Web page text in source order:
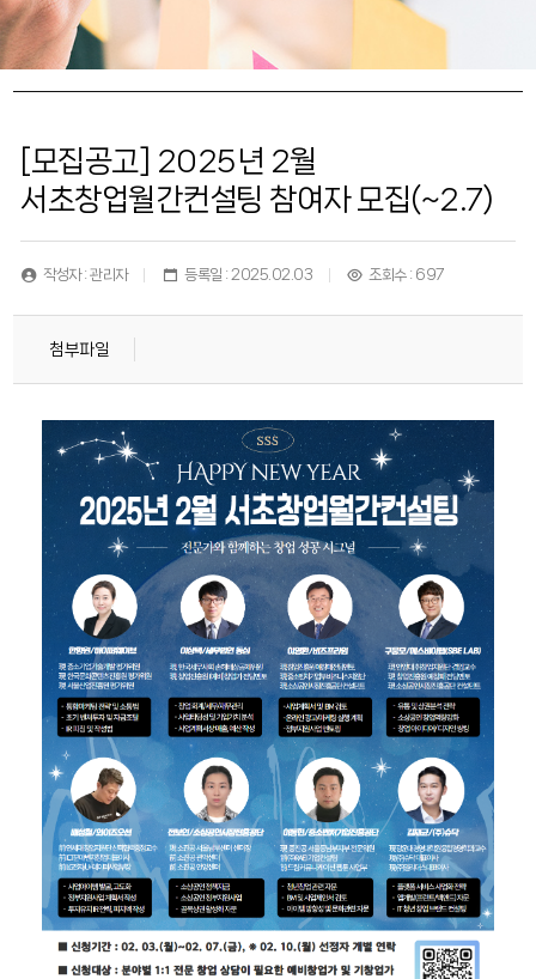
[모집공고] 2025년 2월
서초창업월간컨설팅 참여자 모집(~2.7)
작성자 : 관리자 등록일 : 2025.02.03 조회수 : 697
첨부파일